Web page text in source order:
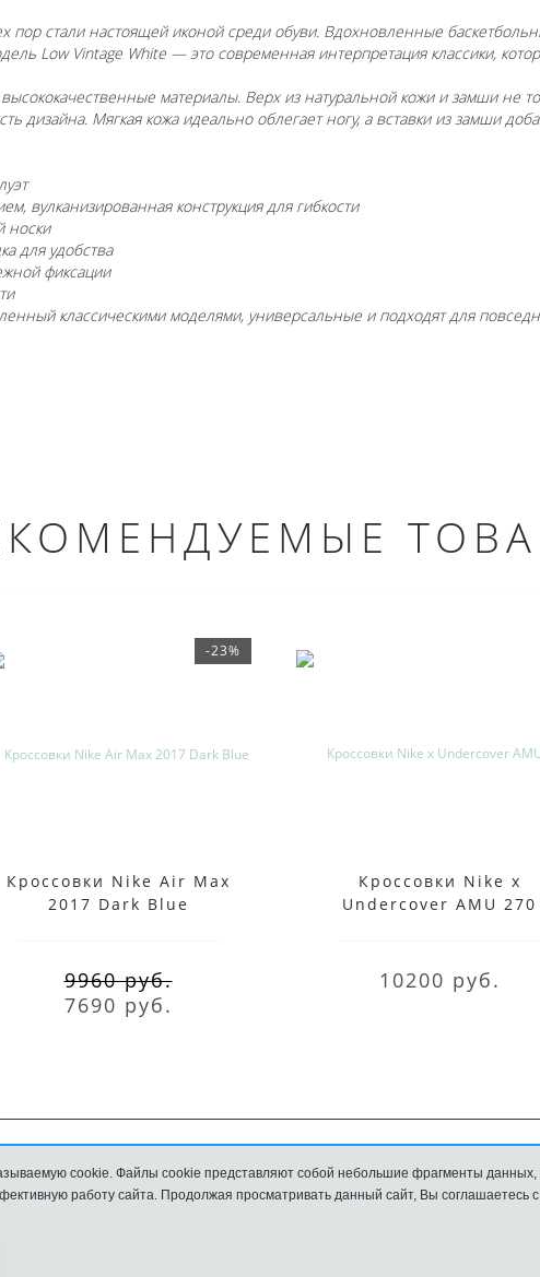
пор стали настоящей иконой среди обуви. Вдохновленные
Low Vintage White — это современная интерпретация классики,
материалы. Верх из натуральной кожи и замши не
дизайна. Мягкая кожа идеально облегает ногу, а вставки из замши
вулканизированная конструкция для гибкости
носки
для удобства
фиксации
классическими моделями, универсальные и подходят для
-23%
Кроссовки Nike Air Max
2017 Dark Blue
9960 руб.
7690 руб.
Кроссовки Nike x
Undercover AMU 270
10200 руб.
Обмен и возврат Размеры
cookie. Файлы cookie представляют собой небольшие фрагменты
работу сайта. Продолжая просматривать данный сайт, Вы соглашаетесь